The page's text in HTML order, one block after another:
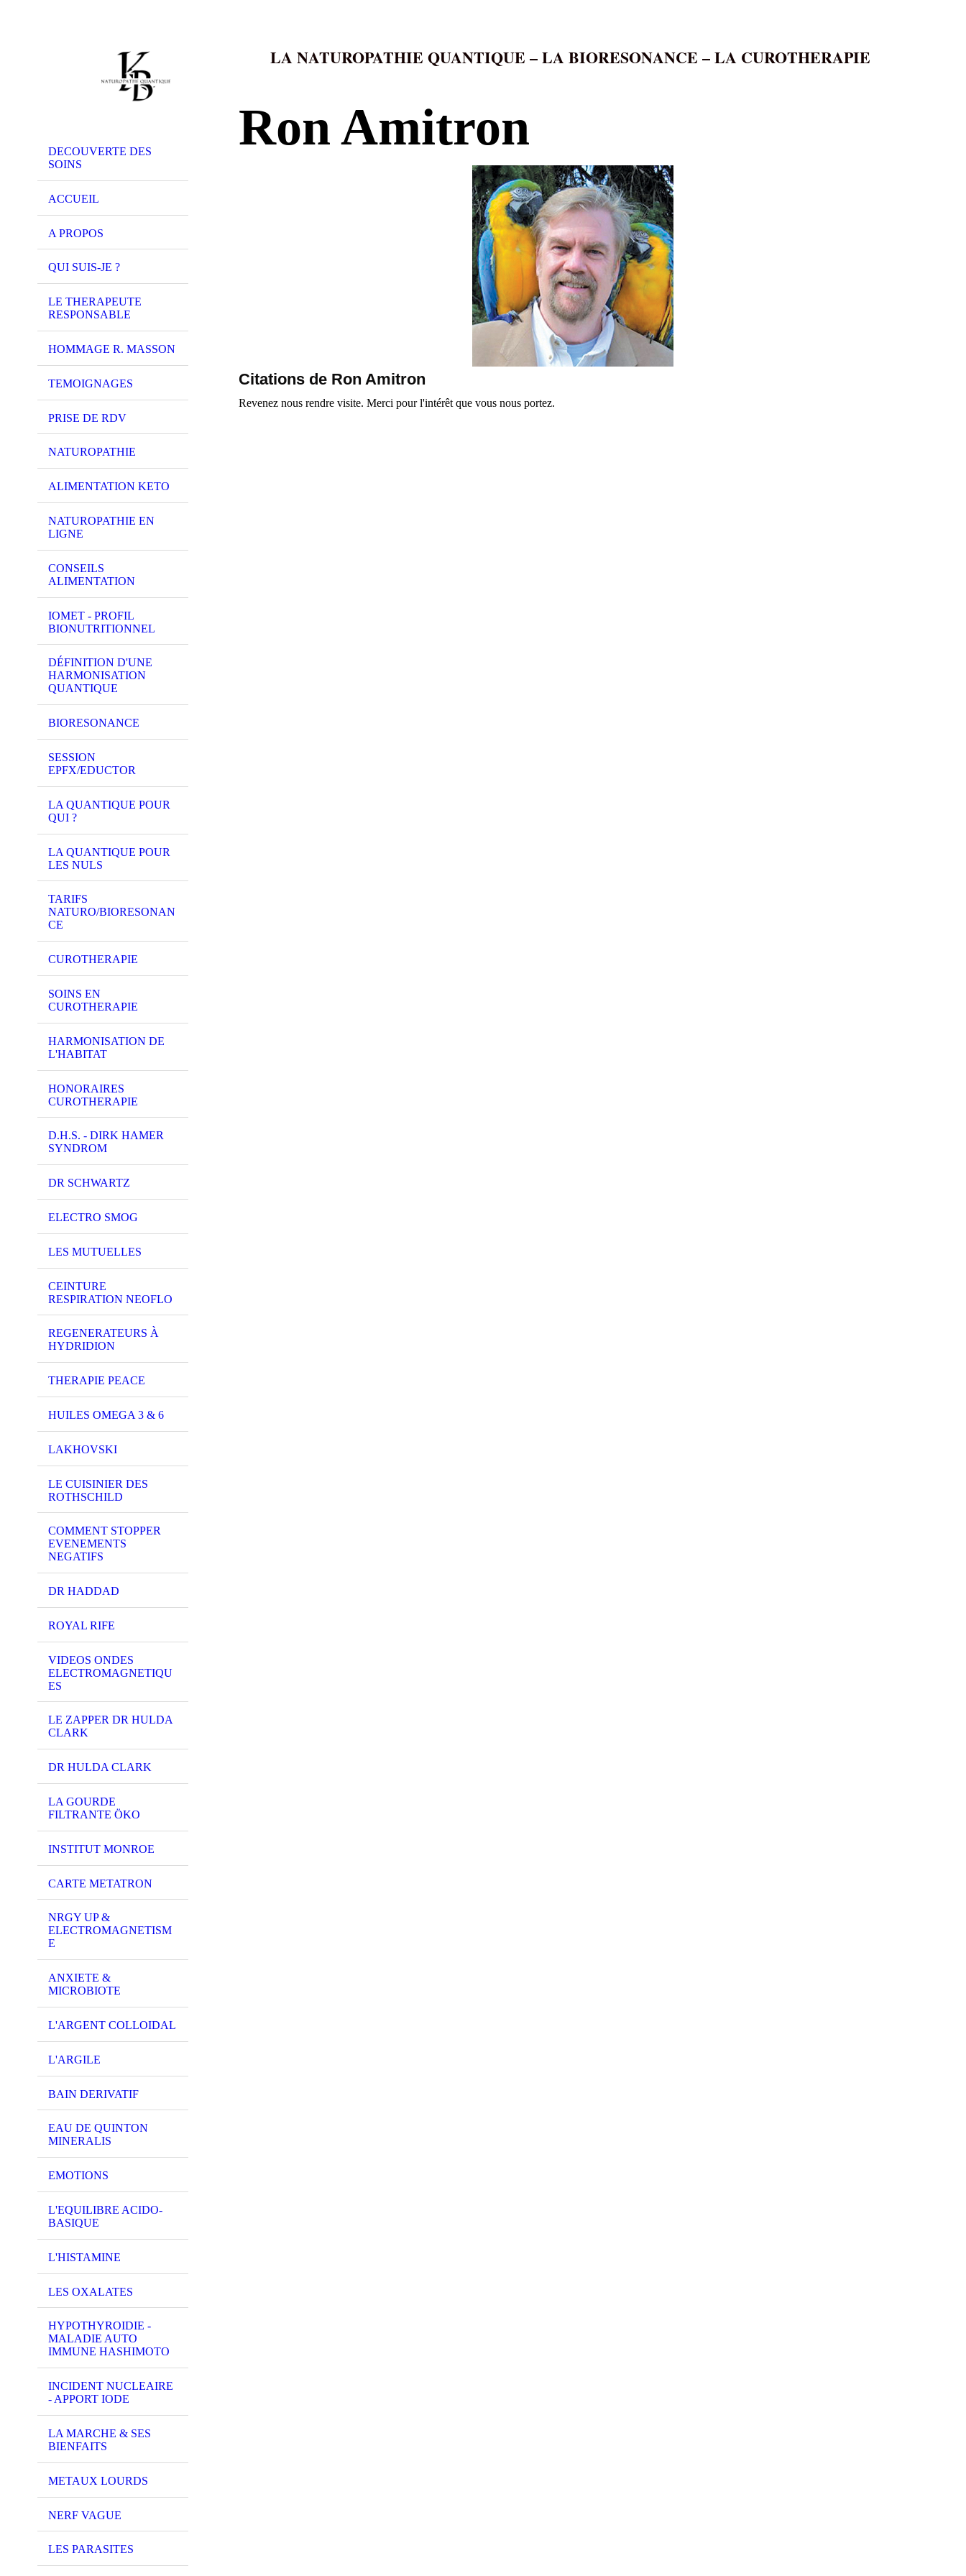
DECOUVERTE DES
SOINS
ACCUEIL
A PROPOS
QUI SUIS-JE ?
LE THERAPEUTE
RESPONSABLE
HOMMAGE R. MASSON
TEMOIGNAGES
PRISE DE RDV
NATUROPATHIE
ALIMENTATION KETO
NATUROPATHIE EN
LIGNE
CONSEILS
ALIMENTATION
IOMET - PROFIL
BIONUTRITIONNEL
DÉFINITION D'UNE
HARMONISATION
QUANTIQUE
BIORESONANCE
SESSION
EPFX/EDUCTOR
LA QUANTIQUE POUR
QUI ?
LA QUANTIQUE POUR
LES NULS
TARIFS
NATURO/BIORESONAN
CE
CUROTHERAPIE
SOINS EN
CUROTHERAPIE
HARMONISATION DE
L'HABITAT
HONORAIRES
CUROTHERAPIE
D.H.S. - DIRK HAMER
SYNDROM
DR SCHWARTZ
ELECTRO SMOG
LES MUTUELLES
CEINTURE
RESPIRATION NEOFLO
REGENERATEURS À
HYDRIDION
THERAPIE PEACE
HUILES OMEGA 3 & 6
LAKHOVSKI
LE CUISINIER DES
ROTHSCHILD
COMMENT STOPPER
EVENEMENTS
NEGATIFS
DR HADDAD
ROYAL RIFE
VIDEOS ONDES
ELECTROMAGNETIQU
ES
LE ZAPPER DR HULDA
CLARK
DR HULDA CLARK
LA GOURDE
FILTRANTE ÖKO
INSTITUT MONROE
CARTE METATRON
NRGY UP &
ELECTROMAGNETISM
E
ANXIETE &
MICROBIOTE
L'ARGENT COLLOIDAL
L'ARGILE
BAIN DERIVATIF
EAU DE QUINTON
MINERALIS
EMOTIONS
L'EQUILIBRE ACIDO-
BASIQUE
L'HISTAMINE
LES OXALATES
HYPOTHYROIDIE -
MALADIE AUTO
IMMUNE HASHIMOTO
INCIDENT NUCLEAIRE
- APPORT IODE
LA MARCHE & SES
BIENFAITS
METAUX LOURDS
NERF VAGUE
LES PARASITES
LA NATUROPATHIE QUANTIQUE – LA BIORESONANCE – LA CUROTHERAPIE
Ron Amitron
Citations de Ron Amitron
Revenez nous rendre visite. Merci pour l'intérêt que vous nous portez.